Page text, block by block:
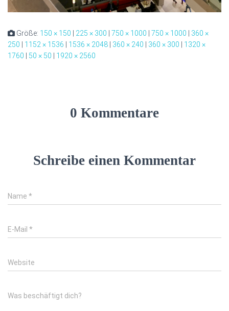
Größe: 150 × 150 225 × 300 750 × 1000 750 × 1000
360 ×
250
1152 × 1536 1536 × 2048 360 × 240 360 × 300
1320 ×
1760
50 × 50 1920 × 2560
0 Kommentare
Schreibe einen Kommentar
Name *
E-Mail *
Website
Was beschäftigt dich?